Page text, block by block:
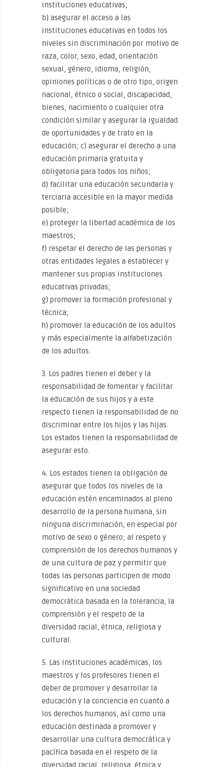
instituciones educativas;
b) asegurar el acceso a las
instituciones educativas en todos los
niveles sin discriminación por motivo de
raza, color, sexo, edad, orientación
sexual, género, idioma, religión,
opiniones políticas o de otro tipo, origen
nacional, étnico o social, discapacidad,
bienes, nacimiento o cualquier otra
condición similar y asegurar la igualdad
de oportunidades y de trato en la
educación; c) asegurar el derecho a una
educación primaria gratuita y
obligatoria para todos los niños;
d) facilitar una educación secundaria y
terciaria accesible en la mayor medida
posible;
e) proteger la libertad académica de los
maestros;
f) respetar el derecho de las personas y
otras entidades legales a establecer y
mantener sus propias instituciones
educativas privadas;
g) promover la formación profesional y
técnica;
h) promover la educación de los adultos
y más especialmente la alfabetización
de los adultos.
3. Los padres tienen el deber y la
responsabilidad de fomentar y facilitar
la educación de sus hijos y a este
respecto tienen la responsabilidad de no
discriminar entre los hijos y las hijas.
Los estados tienen la responsabilidad de
asegurar esto.
4. Los estados tienen la obligación de
asegurar que todos los niveles de la
educación estén encaminados al pleno
desarrollo de la persona humana, sin
ninguna discriminación, en especial por
motivo de sexo o género; al respeto y
comprensión de los derechos humanos y
de una cultura de paz y permitir que
todas las personas participen de modo
significativo en una sociedad
democrática basada en la tolerancia, la
comprensión y el respeto de la
diversidad racial, étnica, religiosa y
cultural.
5. Las instituciones académicas, los
maestros y los profesores tienen el
deber de promover y desarrollar la
educación y la conciencia en cuanto a
los derechos humanos, así como una
educación destinada a promover y
desarrollar una cultura democrática y
pacífica basada en el respeto de la
diversidad racial, religiosa, étnica y